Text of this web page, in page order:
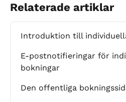
Relaterade artiklar
Introduktion till
E-postnotifieringar för
bokningar
Den offentliga